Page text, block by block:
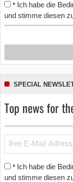
* Ich habe die
und stimme diesen
SPECIAL
Top news for
* Ich habe die
und stimme diesen